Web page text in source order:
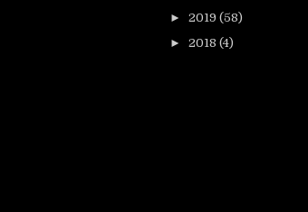
► 2019 (58)
► 2018 (4)